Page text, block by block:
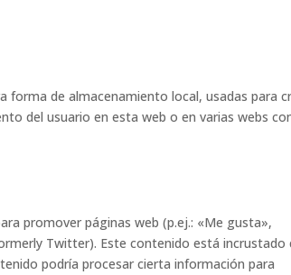
de almacenamiento local, usadas para
del usuario en esta web o en varias webs
promover páginas web (p.ej.: «Me gusta»,
Twitter). Este contenido está incrustado
podría procesar cierta información para